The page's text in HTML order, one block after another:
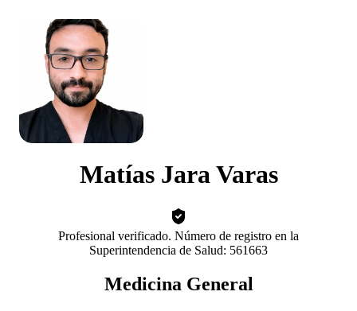
Matías Jara Varas
Profesional verificado. Número de registro en la
Superintendencia de Salud: 561663
Medicina General